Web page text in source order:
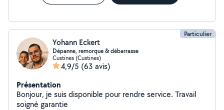
Particulier
Yohann Eckert
Dépanne, remorque & débarrasse
Custines (Custines)
4,9/5 (63 avis)
Présentation
Bonjour, je suis disponible pour rendre service. Travail
soigné garantie